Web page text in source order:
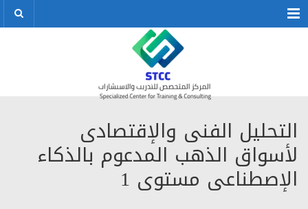
Menu
التحليل الفنى والإقتصادى
لأسواق الذهب المدعوم بالذكاء
الإصطناعى مستوى 1